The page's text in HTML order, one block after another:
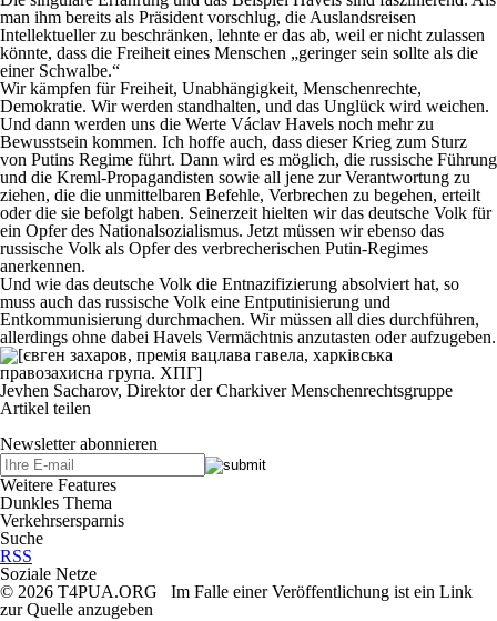
man ihm bereits als Präsident vorschlug, die Auslandsreisen
Intellektueller zu beschränken, lehnte er das ab, weil er nicht zulassen
könnte, dass die Freiheit eines Menschen „geringer sein sollte als die
einer Schwalbe.“
Wir kämpfen für Freiheit, Unabhängigkeit, Menschenrechte,
Demokratie. Wir werden standhalten, und das Unglück wird weichen.
Und dann werden uns die Werte Václav Havels noch mehr zu
Bewusstsein kommen. Ich hoffe auch, dass dieser Krieg zum Sturz
von Putins Regime führt. Dann wird es möglich, die russische Führung
und die Kreml-Propagandisten sowie all jene zur Verantwortung zu
ziehen, die die unmittelbaren Befehle, Verbrechen zu begehen, erteilt
oder die sie befolgt haben. Seinerzeit hielten wir das deutsche Volk für
ein Opfer des Nationalsozialismus. Jetzt müssen wir ebenso das
russische Volk als Opfer des verbrecherischen Putin-Regimes
anerkennen.
Und wie das deutsche Volk die Entnazifizierung absolviert hat, so
muss auch das russische Volk eine Entputinisierung und
Entkommunisierung durchmachen. Wir müssen all dies durchführen,
allerdings ohne dabei Havels Vermächtnis anzutasten oder aufzugeben.
Jevhen Sacharov, Direktor der Charkiver Menschenrechtsgruppe
Artikel teilen
Newsletter abonnieren
Weitere Features
Dunkles Thema
Verkehrsersparnis
Suche
RSS
Soziale Netze
© 2026 T4PUA.ORG Im Falle einer Veröffentlichung ist ein Link
zur Quelle anzugeben